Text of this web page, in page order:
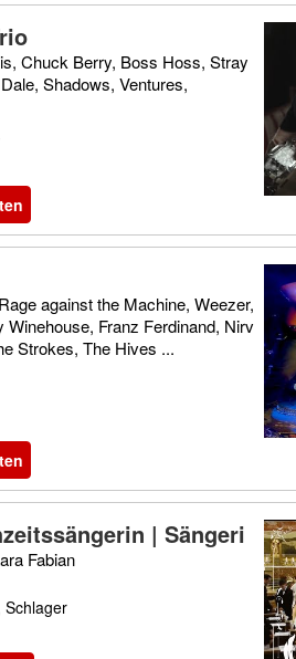
Chuck Berry, Boss Hoss, Stray
Shadows, Ventures,
against the Machine, Weezer,
Franz Ferdinand, Nirv
Strokes, The Hives ...
| Sängeri
Fabian
Schlager